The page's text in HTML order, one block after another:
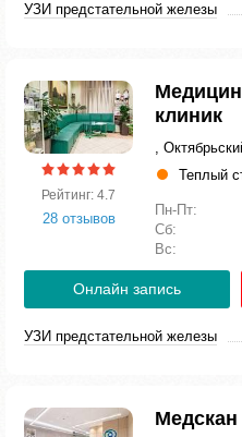
УЗИ предстательной железы
Рейтинг: 4.7
28 отзывов
клиник
,
Теплый
Пн-Пт:
Сб:
Вс:
Онлайн запись
УЗИ предстательной железы